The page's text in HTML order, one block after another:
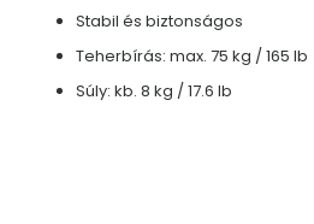
Stabil és biztonságos
Teherbírás: max. 75 kg / 165 lb
Súly: kb. 8 kg / 17.6 lb